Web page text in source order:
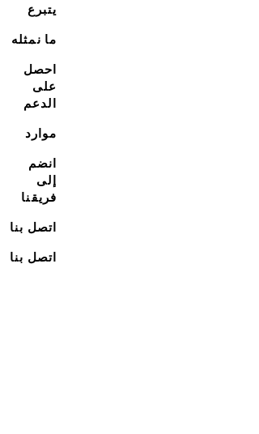
يتبرع
ما نمثله
احصل
على
الدعم
موارد
انضم
إلى
فريقنا
اتصل بنا
اتصل بنا